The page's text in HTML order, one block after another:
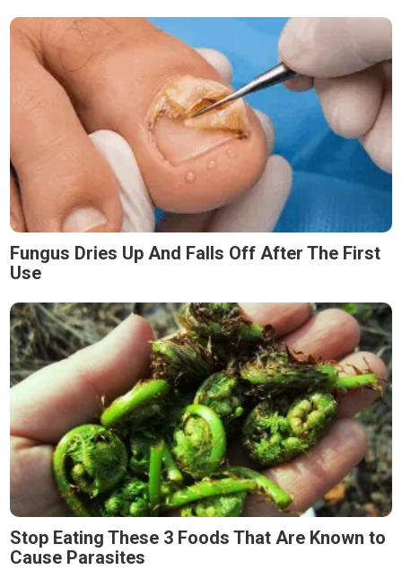
Fungus Dries Up And Falls Off After The First
Use
Stop Eating These 3 Foods That Are Known to
Cause Parasites